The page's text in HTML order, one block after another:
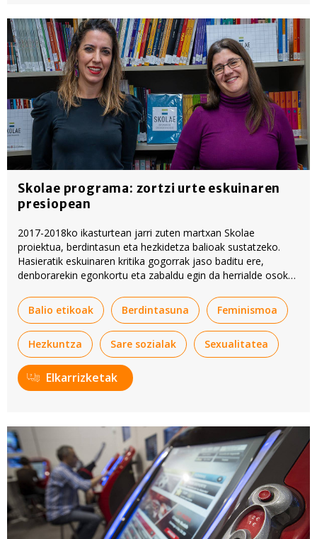
Skolae programa: zortzi urte eskuinaren
presiopean
2017-2018ko ikasturtean jarri zuten martxan Skolae
proiektua, berdintasun eta hezkidetza balioak sustatzeko.
Hasieratik eskuinaren kritika gogorrak jaso baditu ere,
denborarekin egonkortu eta zabaldu egin da herrialde osoko
Balio etikoak
Berdintasuna Feminismoa
Hezkuntza Sare sozialak Sexualitatea
Elkarrizketak